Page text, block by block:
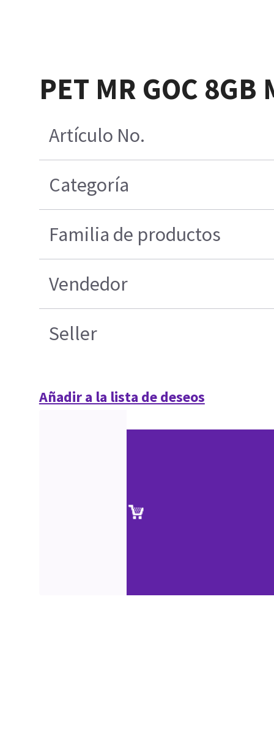
PET MR GOC 8GB
Artículo No.
Categoría
Familia de productos
Vendedor
Seller
Añadir a la lista de deseos